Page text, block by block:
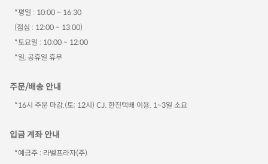
*평일 : 10:00 ~ 16:30
(점심 : 12:00 ~ 13:00)
*토요일 : 10:00 ~ 12:00
*일, 공휴일 휴무
주문/배송 안내
*16시 주문 마감.(토: 12시) CJ, 한진택배 이용. 1~3일 소요
입금 계좌 안내
*예금주 : 라벨프라자(주)